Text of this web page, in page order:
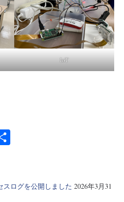
IoT
ログを公開しました 2026年3月31